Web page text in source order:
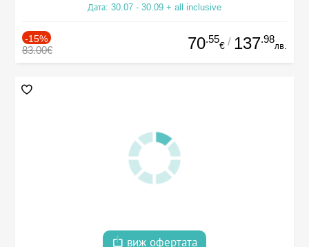
Дата: 30.07 - 30.09 + all inclusive
-15%
83.00€ 70.55
€ / 137.98
лв.
виж офертата